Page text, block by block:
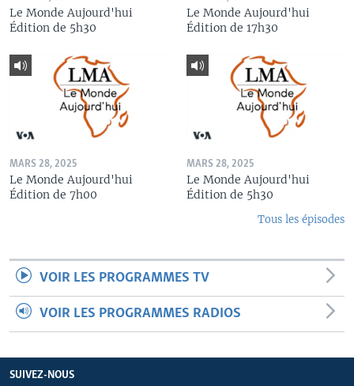
Le Monde Aujourd'hui
Édition de 5h30
Le Monde Aujourd'hui
Édition de 17h30
MARS 28, 2025
Le Monde Aujourd'hui
Édition de 7h00
MARS 28, 2025
Le Monde Aujourd'hui
Édition de 5h30
Tous les épisodes
VOIR LES PROGRAMMES TV
VOIR LES PROGRAMMES RADIOS
SUIVEZ-NOUS